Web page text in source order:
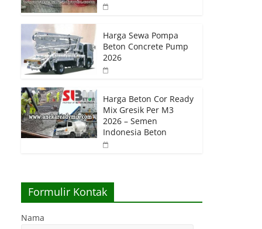
Harga Sewa Pompa
Beton Concrete Pump
2026
Harga Beton Cor Ready
Mix Gresik Per M3
2026 – Semen
Indonesia Beton
Formulir Kontak
Nama